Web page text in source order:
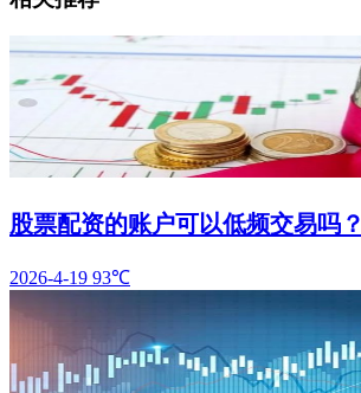
股票配资的账户可以低频交易吗？
2026-4-19 93℃